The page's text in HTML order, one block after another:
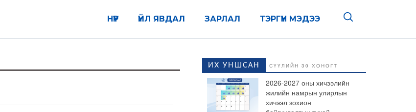
ТЭРГҮҮН МЭДЭЭ
ЗАРЛАЛ
ҮЙЛ ЯВДАЛ
НҮҮР
ИХ УНШСАН СҮҮЛИЙН 30 ХОНОГТ
2026-2027 оны хичээлийн
жилийн намрын улирлын
хичээл зохион